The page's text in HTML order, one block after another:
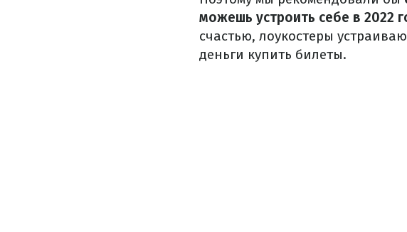
можешь устроить себе в 2022
счастью, лоукостеры
деньги купить билеты.